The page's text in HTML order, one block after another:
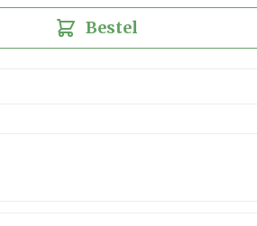
Bestel